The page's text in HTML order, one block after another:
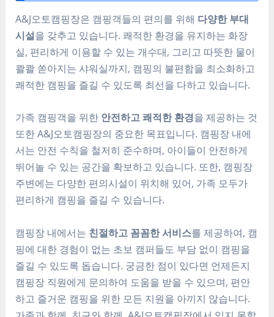
A&J오토캠핑장은 캠핑객들의 편의를 위해 다양한 부대
시설을 갖추고 있습니다. 쾌적한 환경을 유지하는 화장
실, 편리하게 이용할 수 있는 개수대, 그리고 따뜻한 물이
콸콸 쏟아지는 샤워실까지, 캠핑의 불편함을 최소화하고
쾌적한 캠핑을 즐길 수 있도록 최선을 다하고 있습니다.
가족 캠핑객을 위한 안전하고 쾌적한 환경을 제공하는 것
또한 A&J오토캠핑장의 중요한 목표입니다. 캠핑장 내에
서는 안전 수칙을 철저히 준수하며, 아이들이 안전하게
뛰어놀 수 있는 공간을 확보하고 있습니다. 또한, 캠핑장
주변에는 다양한 편의시설이 위치해 있어, 가족 모두가
편리하게 캠핑을 즐길 수 있습니다.
캠핑장 내에서는 친절하고 꼼꼼한 서비스를 제공하여, 캠
핑에 대한 경험이 없는 초보 캠퍼들도 부담 없이 캠핑을
즐길 수 있도록 돕습니다. 궁금한 점이 있다면 언제든지
캠핑장 직원에게 문의하여 도움을 받을 수 있으며, 편안
하고 즐거운 캠핑을 위한 모든 지원을 아끼지 않습니다.